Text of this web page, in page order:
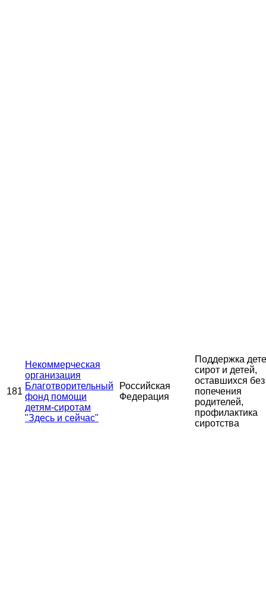
181
Некоммерческая
организация
Благотворительный
фонд помощи
детям-сиротам
"Здесь и сейчас"
Российская
Федерация
Поддержка
сирот и детей,
оставшихся без
попечения
родителей,
профилактика
сиротства